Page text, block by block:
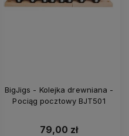
BigJigs - Kolejka drewniana -
Pociąg pocztowy BJT501
79,00 zł